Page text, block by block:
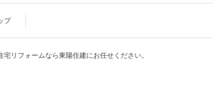
プ
宅リフォームなら東陽住建にお任せください。